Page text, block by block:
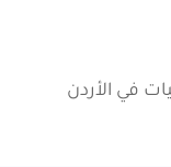
في الأردن